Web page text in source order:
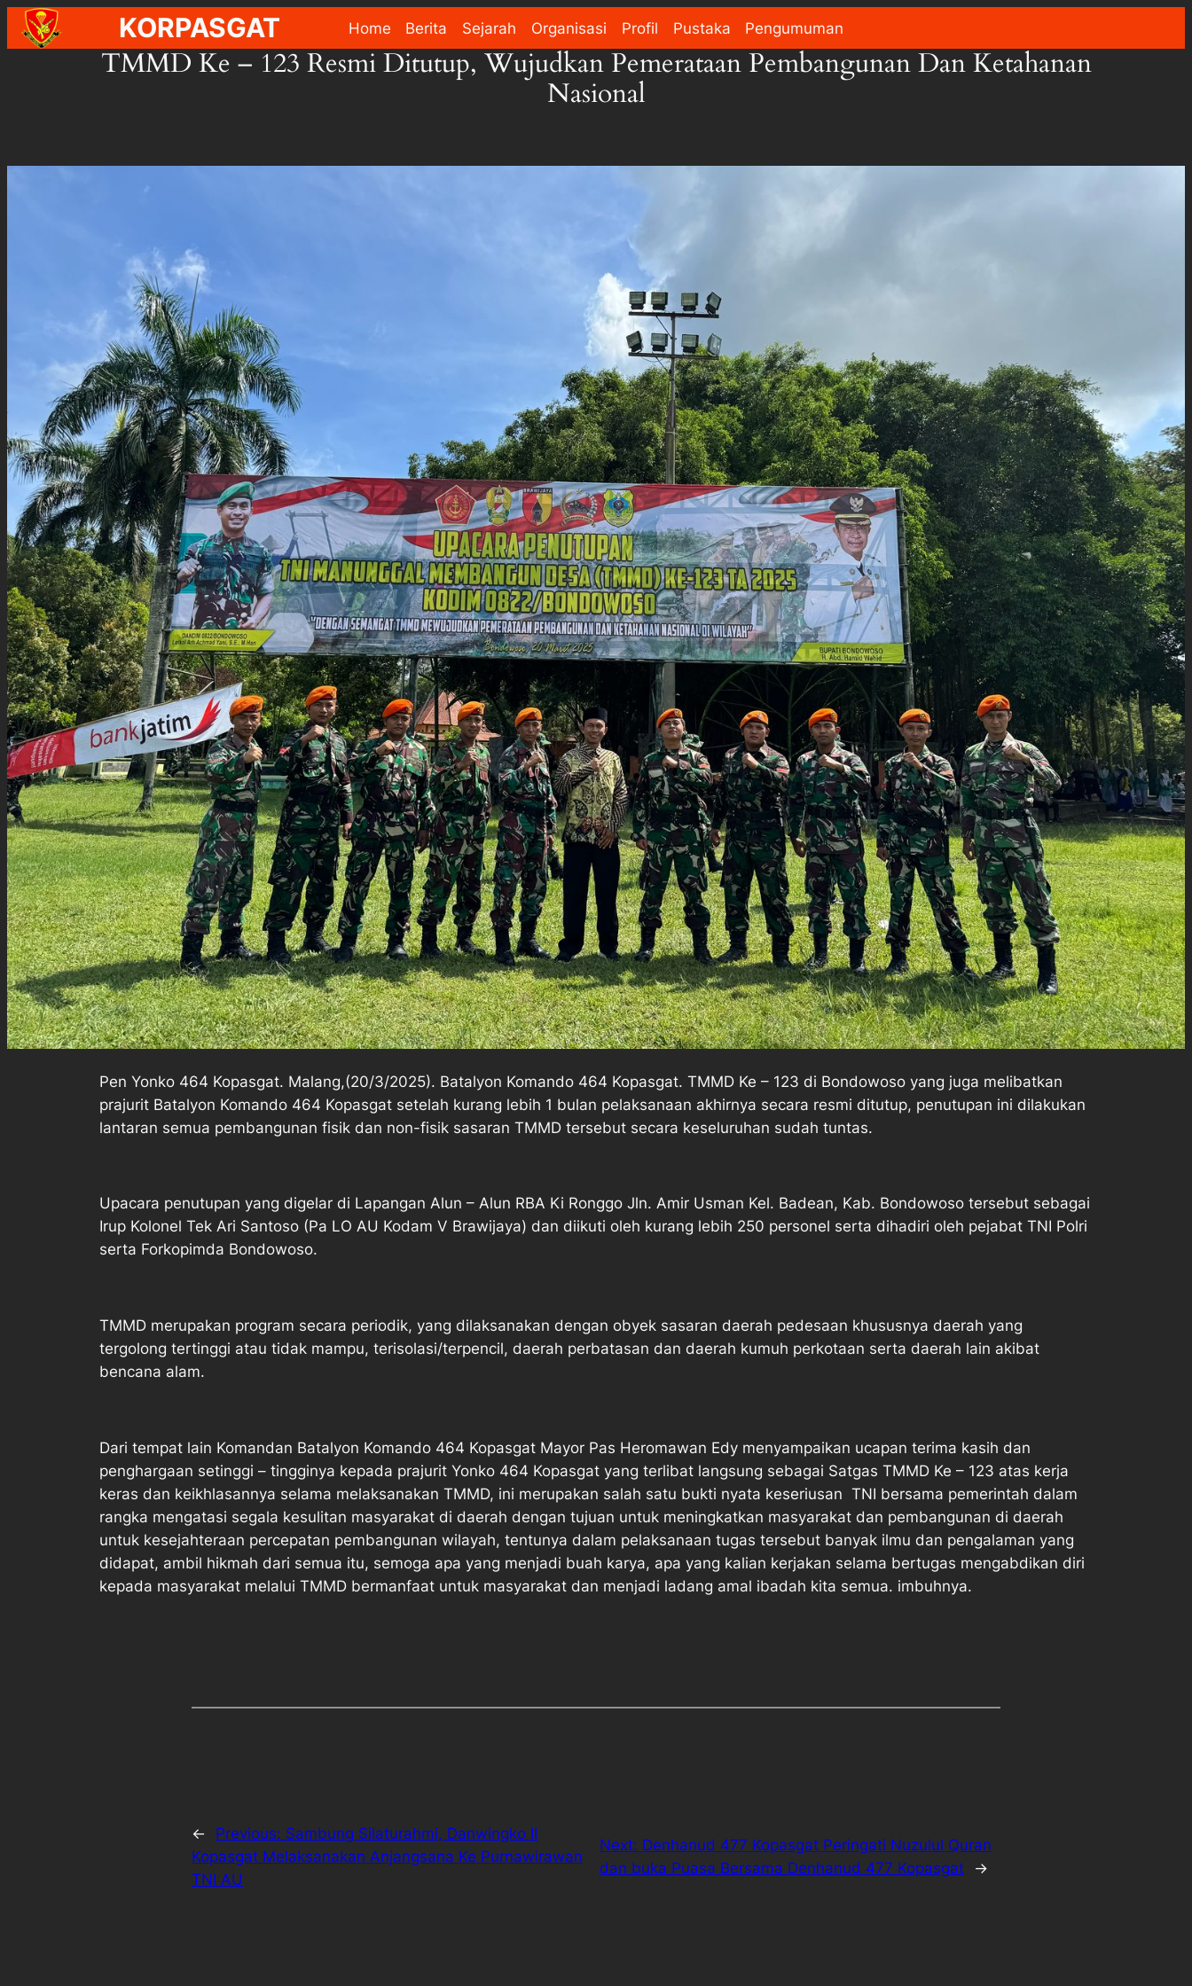
Skip
KORPASGAT Home Berita Sejarah Organisasi Profil Pustaka Pengumuman
TMMD Ke – 123 Resmi Ditutup, Wujudkan Pemerataan Pembangunan Dan Ketahanan
Nasional
Pen Yonko 464 Kopasgat. Malang,(20/3/2025). Batalyon Komando 464 Kopasgat. TMMD Ke – 123 di Bondowoso yang juga melibatkan
prajurit Batalyon Komando 464 Kopasgat setelah kurang lebih 1 bulan pelaksanaan akhirnya secara resmi ditutup, penutupan ini dilakukan
lantaran semua pembangunan fisik dan non-fisik sasaran TMMD tersebut secara keseluruhan sudah tuntas.
Upacara penutupan yang digelar di Lapangan Alun – Alun RBA Ki Ronggo Jln. Amir Usman Kel. Badean, Kab. Bondowoso tersebut sebagai
Irup Kolonel Tek Ari Santoso (Pa LO AU Kodam V Brawijaya) dan diikuti oleh kurang lebih 250 personel serta dihadiri oleh pejabat TNI Polri
serta Forkopimda Bondowoso.
TMMD merupakan program secara periodik, yang dilaksanakan dengan obyek sasaran daerah pedesaan khususnya daerah yang
tergolong tertinggi atau tidak mampu, terisolasi/terpencil, daerah perbatasan dan daerah kumuh perkotaan serta daerah lain akibat
bencana alam.
Dari tempat lain Komandan Batalyon Komando 464 Kopasgat Mayor Pas Heromawan Edy menyampaikan ucapan terima kasih dan
penghargaan setinggi – tingginya kepada prajurit Yonko 464 Kopasgat yang terlibat langsung sebagai Satgas TMMD Ke – 123 atas kerja
keras dan keikhlasannya selama melaksanakan TMMD, ini merupakan salah satu bukti nyata keseriusan TNI bersama pemerintah dalam
rangka mengatasi segala kesulitan masyarakat di daerah dengan tujuan untuk meningkatkan masyarakat dan pembangunan di daerah
untuk kesejahteraan percepatan pembangunan wilayah, tentunya dalam pelaksanaan tugas tersebut banyak ilmu dan pengalaman yang
didapat, ambil hikmah dari semua itu, semoga apa yang menjadi buah karya, apa yang kalian kerjakan selama bertugas mengabdikan diri
kepada masyarakat melalui TMMD bermanfaat untuk masyarakat dan menjadi ladang amal ibadah kita semua. imbuhnya.
← Previous: Sambung Silaturahmi, Danwingko II
Kopasgat Melaksanakan Anjangsana Ke Purnawirawan
TNI AU
Next: Denhanud 477 Kopasgat Peringati Nuzulul Quran
dan buka Puasa Bersama Denhanud 477 Kopasgat
→